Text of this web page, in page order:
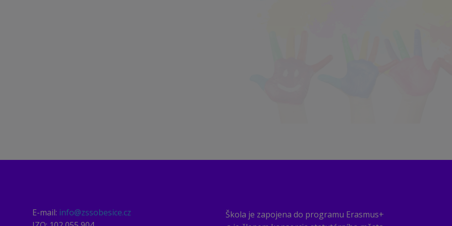
E-mail: info@zssobesice.cz
Škola je zapojena do programu Erasmus+